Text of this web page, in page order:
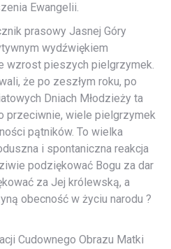
Ewangelii.
prasowy Jasnej Góry
wydźwiękiem
wzrost pieszych pielgrzymek.
że po zeszłym roku, po
Dniach Młodzieży ta
przeciwnie, wiele pielgrzymek
pątników. To wielka
i spontaniczna reakcja
podziękować Bogu za dar
za Jej królewską, a
obecność w życiu narodu ?
Cudownego Obrazu Matki